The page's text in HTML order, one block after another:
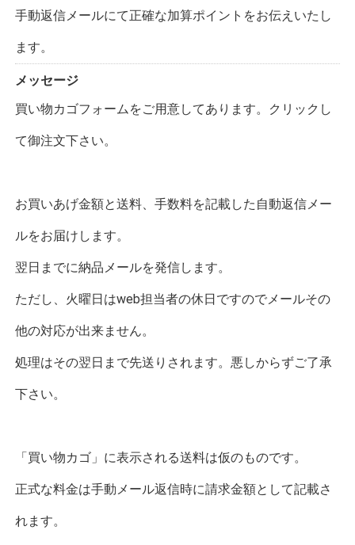
手動返信メールにて正確な加算ポイントをお伝えいたし
ます。
メッセージ
買い物カゴフォームをご用意してあります。クリックし
て御注文下さい。
お買いあげ金額と送料、手数料を記載した自動返信メー
ルをお届けします。
翌日までに納品メールを発信します。
ただし、火曜日はweb担当者の休日ですのでメールその
他の対応が出来ません。
処理はその翌日まで先送りされます。悪しからずご了承
下さい。
「買い物カゴ」に表示される送料は仮のものです。
正式な料金は手動メール返信時に請求金額として記載さ
れます。